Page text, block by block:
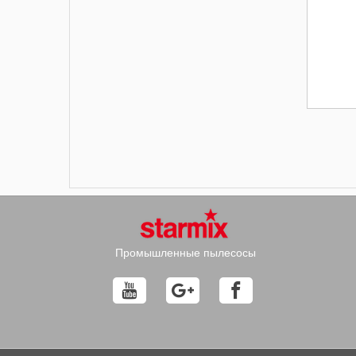
Промышленные пылесосы